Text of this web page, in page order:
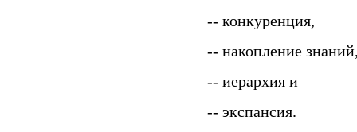
-- конкуренция,
-- накопление
-- иерархия и
-- экспансия.